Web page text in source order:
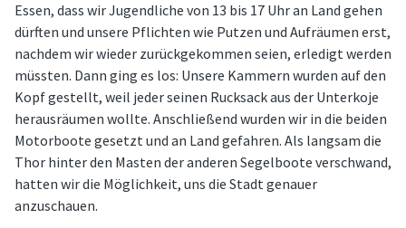
Essen, dass wir Jugendliche von 13 bis 17 Uhr an Land gehen
dürften und unsere Pflichten wie Putzen und Aufräumen erst,
nachdem wir wieder zurückgekommen seien, erledigt werden
müssten. Dann ging es los: Unsere Kammern wurden auf den
Kopf gestellt, weil jeder seinen Rucksack aus der Unterkoje
herausräumen wollte. Anschließend wurden wir in die beiden
Motorboote gesetzt und an Land gefahren. Als langsam die
Thor hinter den Masten der anderen Segelboote verschwand,
hatten wir die Möglichkeit, uns die Stadt genauer
anzuschauen.